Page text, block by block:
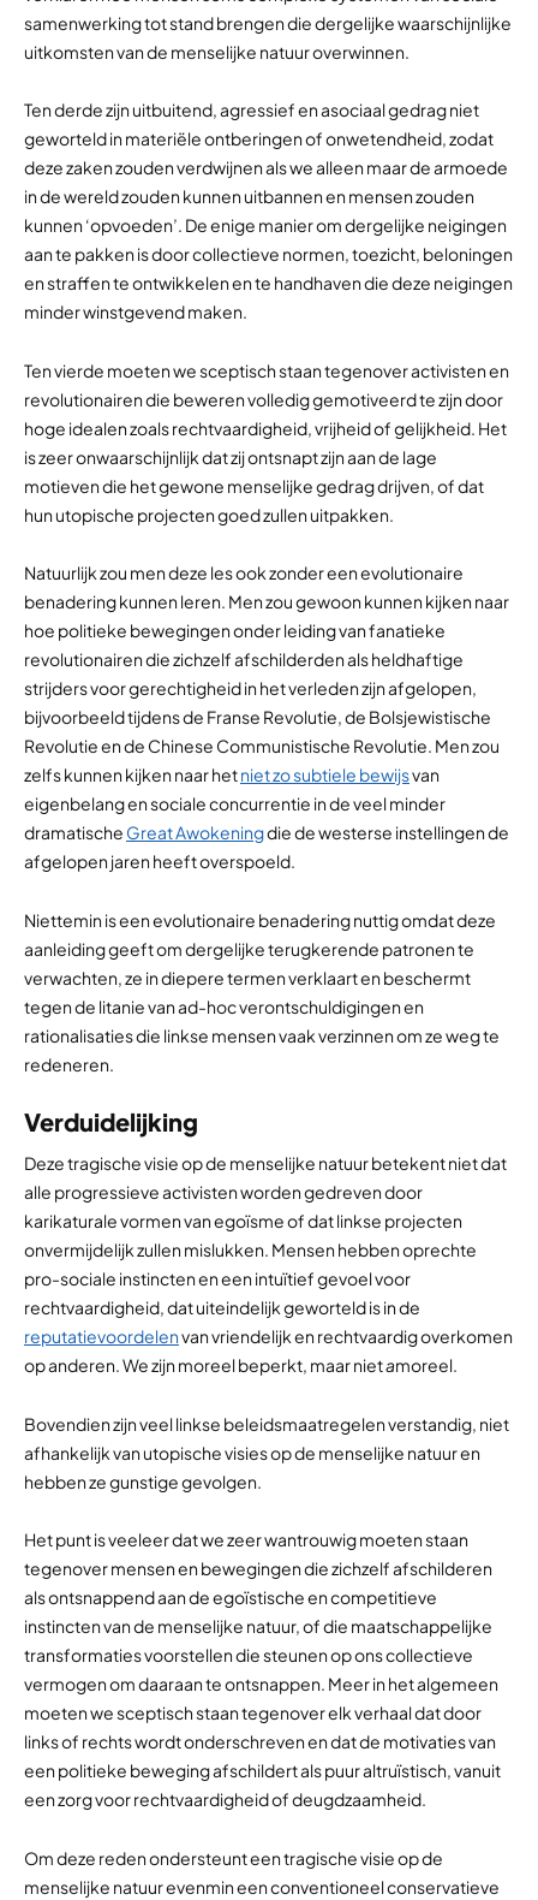
samenwerking tot stand brengen die dergelijke waarschijnlijke
uitkomsten van de menselijke natuur overwinnen.
Ten derde zijn uitbuitend, agressief en asociaal gedrag niet
geworteld in materiële ontberingen of onwetendheid, zodat
deze zaken zouden verdwijnen als we alleen maar de armoede
in de wereld zouden kunnen uitbannen en mensen zouden
kunnen ‘opvoeden’. De enige manier om dergelijke neigingen
aan te pakken is door collectieve normen, toezicht, beloningen
en straffen te ontwikkelen en te handhaven die deze neigingen
minder winstgevend maken.
Ten vierde moeten we sceptisch staan tegenover activisten en
revolutionairen die beweren volledig gemotiveerd te zijn door
hoge idealen zoals rechtvaardigheid, vrijheid of gelijkheid. Het
is zeer onwaarschijnlijk dat zij ontsnapt zijn aan de lage
motieven die het gewone menselijke gedrag drijven, of dat
hun utopische projecten goed zullen uitpakken.
Natuurlijk zou men deze les ook zonder een evolutionaire
benadering kunnen leren. Men zou gewoon kunnen kijken naar
hoe politieke bewegingen onder leiding van fanatieke
revolutionairen die zichzelf afschilderden als heldhaftige
strijders voor gerechtigheid in het verleden zijn afgelopen,
bijvoorbeeld tijdens de Franse Revolutie, de Bolsjewistische
Revolutie en de Chinese Communistische Revolutie. Men zou
zelfs kunnen kijken naar hetniet zo subtiele bewijsvan
eigenbelang en sociale concurrentie in de veel minder
dramatische Great Awokeningdie de westerse instellingen de
afgelopen jaren heeft overspoeld.
Niettemin is een evolutionaire benadering nuttig omdat deze
aanleiding geeft om dergelijke terugkerende patronen te
verwachten, ze in diepere termen verklaart en beschermt
tegen de litanie van ad-hoc verontschuldigingen en
rationalisaties die linkse mensen vaak verzinnen om ze weg te
redeneren.
Verduidelijking
Deze tragische visie op de menselijke natuur betekent niet dat
alle progressieve activisten worden gedreven door
karikaturale vormen van egoïsme of dat linkse projecten
onvermijdelijk zullen mislukken. Mensen hebben oprechte
pro-sociale instincten en een intuïtief gevoel voor
rechtvaardigheid, dat uiteindelijk geworteld is in de
reputatievoordelenvan vriendelijk en rechtvaardig overkomen
op anderen. We zijn moreel beperkt, maar nietamoreel.
Bovendien zijn veel linkse beleidsmaatregelen verstandig, niet
afhankelijk van utopische visies op de menselijke natuur en
hebben ze gunstige gevolgen.
Het punt is veeleer dat we zeer wantrouwig moeten staan
tegenover mensen en bewegingen die zichzelf afschilderen
als ontsnappend aan de egoïstische en competitieve
instincten van de menselijke natuur, of die maatschappelijke
transformaties voorstellen die steunen op ons collectieve
vermogen om daaraan te ontsnappen. Meer in het algemeen
moeten we sceptisch staan tegenover elk verhaal dat door
links of rechts wordt onderschreven en dat de motivaties van
een politieke beweging afschildert als puur altruïstisch, vanuit
een zorg voor rechtvaardigheid of deugdzaamheid.
Om deze reden ondersteunt een tragische visie op de
menselijke natuur evenmin een conventioneel conservatieve